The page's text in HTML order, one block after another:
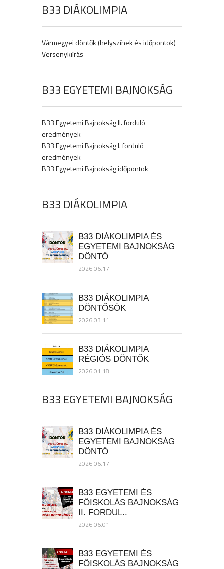
B33 DIÁKOLIMPIA
Vármegyei döntők (helyszínek és időpontok)
Versenykiírás
B33 EGYETEMI BAJNOKSÁG
B33 Egyetemi Bajnokság II. forduló
eredmények
B33 Egyetemi Bajnokság I. forduló
eredmények
B33 Egyetemi Bajnokság időpontok
B33 DIÁKOLIMPIA
B33 DIÁKOLIMPIA ÉS
EGYETEMI BAJNOKSÁG
DÖNTŐ
2026.06.17.
B33 DIÁKOLIMPIA
DÖNTŐSÖK
2026.03.11.
B33 DIÁKOLIMPIA
RÉGIÓS DÖNTŐK
2026.01.18.
B33 EGYETEMI BAJNOKSÁG
B33 DIÁKOLIMPIA ÉS
EGYETEMI BAJNOKSÁG
DÖNTŐ
2026.06.17.
B33 EGYETEMI ÉS
FŐISKOLÁS BAJNOKSÁG
II. FORDUL..
2026.06.01.
B33 EGYETEMI ÉS
FŐISKOLÁS BAJNOKSÁG